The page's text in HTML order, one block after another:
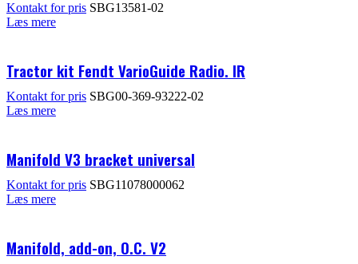
Kontakt for pris SBG13581-02
Læs mere
Tractor kit Fendt VarioGuide Radio. IR
Kontakt for pris SBG00-369-93222-02
Læs mere
Manifold V3 bracket universal
Kontakt for pris SBG11078000062
Læs mere
Manifold, add-on, O.C. V2